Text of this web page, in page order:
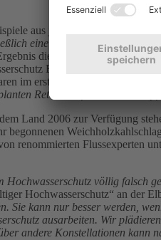
aus jüngster Zeit, dass die
eine Deicherhöhung auf
die
Elbe“ der
im ersten Aktionsplan der
Retentionsflächen
Land 2006 zur Verfügung
renommierten Flussexperten
Hochwasserschutz völlig falsch
Hochwasserschutz“ an der
Sie kann nur besser werden,
ausarbeiten. Wir
andere Konstellationen kann